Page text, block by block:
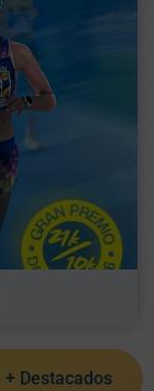
+ Destacados